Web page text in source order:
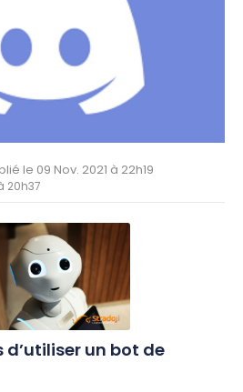
le 09 Nov. 2021 à 22h19
20h37
d’utiliser un bot de